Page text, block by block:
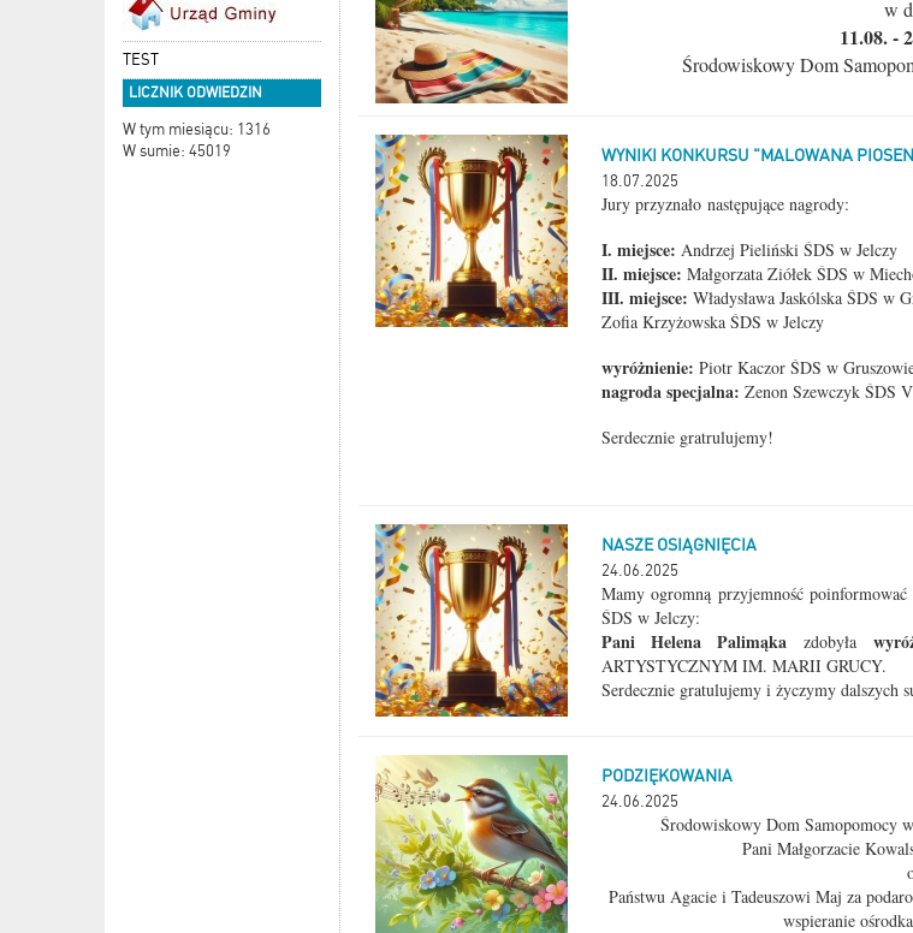
TEST
LICZNIK ODWIEDZIN
W tym miesiącu: 1316
W sumie: 45019
w
11.08. -
Środowiskowy Dom
WYNIKI KONKURSU "MALOWANA
18.07.2025
Jury przyznało następujące nagrody:
I. miejsce: Andrzej Pieliński ŚDS w Jelczy
II. miejsce: Małgorzata Ziółek ŚDS w
III. miejsce: Władysława Jaskólska ŚDS w
Zofia Krzyżowska ŚDS w Jelczy
wyróżnienie: Piotr Kaczor ŚDS w
nagroda specjalna: Zenon Szewczyk ŚDS
Serdecznie gratrulujemy!
NASZE OSIĄGNIĘCIA
24.06.2025
Mamy ogromną przyjemność
ŚDS w Jelczy:
Pani Helena Palimąka zdobyła
ARTYSTYCZNYM IM. MARII GRUCY.
Serdecznie gratulujemy i życzymy dalszych
PODZIĘKOWANIA
24.06.2025
Środowiskowy Dom Samopomocy
Pani Małgorzacie
Państwu Agacie i Tadeuszowi Maj za
wspieranie